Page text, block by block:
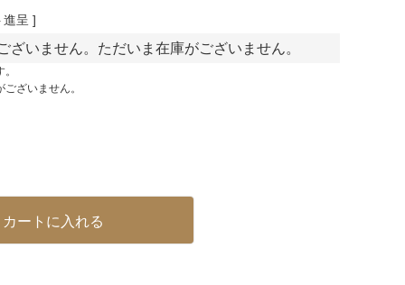
進呈 ]
ざいません。ただいま在庫がございません。
ざいません。
カートに入れる